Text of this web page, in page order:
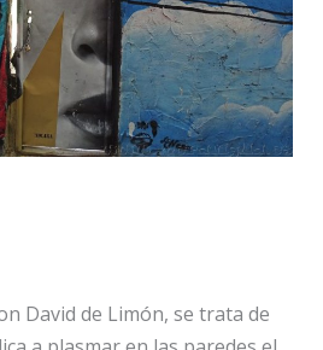
David de Limón, se trata de